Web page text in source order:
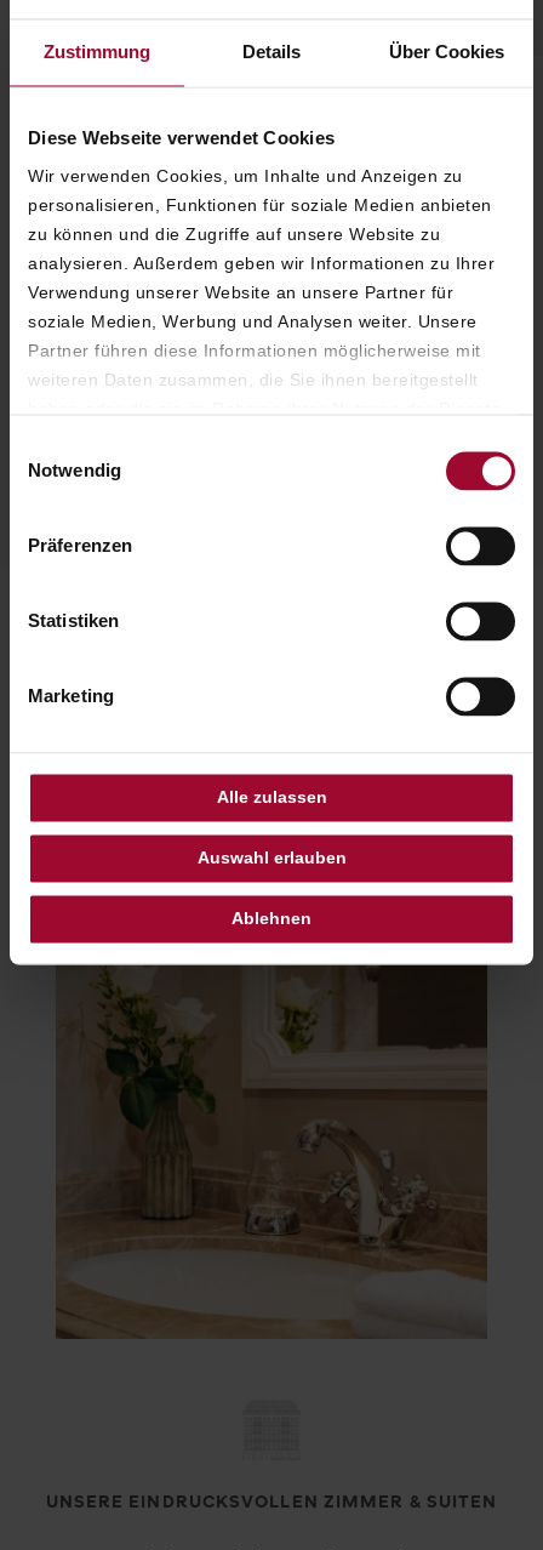
Zustimmung Details Über Cookies
Diese Webseite verwendet Cookies
Wir verwenden Cookies, um Inhalte und Anzeigen zu
personalisieren, Funktionen für soziale Medien anbieten
zu können und die Zugriffe auf unsere Website zu
analysieren. Außerdem geben wir Informationen zu Ihrer
Verwendung unserer Website an unsere Partner für
soziale Medien, Werbung und Analysen weiter. Unsere
Partner führen diese Informationen möglicherweise mit
weiteren Daten zusammen, die Sie ihnen bereitgestellt
unsererDatenschutzerklärung
Notwendig
Präferenzen
Statistiken
Marketing
Alle zulassen
Auswahl erlauben
Ablehnen
Einzigartige Akzente und
großzügigster Luxus auf
ganzer Linie - perfekt zum
Wohlfühlen.
hochwertigen Komfort und schaffen den
UNSERE EINDRUCKSVOLLEN ZIMMER & SUITEN